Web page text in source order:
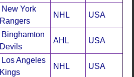
New York
Rangers
NHL USA
Binghamton
Devils
AHL USA
Los Angeles
Kings
NHL USA